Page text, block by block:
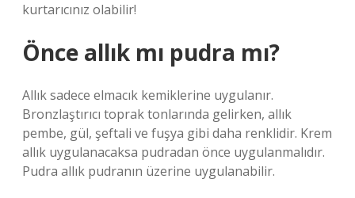
kurtarıcınız olabilir!
Önce allık mı pudra mı?
Allık sadece elmacık kemiklerine uygulanır.
Bronzlaştırıcı toprak tonlarında gelirken, allık
pembe, gül, şeftali ve fuşya gibi daha renklidir. Krem
allık uygulanacaksa pudradan önce uygulanmalıdır.
Pudra allık pudranın üzerine uygulanabilir.